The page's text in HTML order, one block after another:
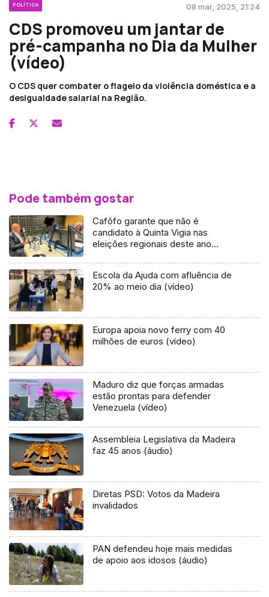
POLÍTICA 08 mar, 2025, 21:24
CDS promoveu um jantar de
pré-campanha no Dia da Mulher
(vídeo)
O CDS quer combater o flagelo da violência doméstica e a
desigualdade salarial na Região.
Pode também gostar
Cafôfo garante que não é
candidato à Quinta Vigia nas
eleições regionais deste ano
Escola da Ajuda com afluência de
20% ao meio dia (vídeo)
Europa apoia novo ferry com 40
milhões de euros (vídeo)
Maduro diz que forças armadas
estão prontas para defender
Venezuela (vídeo)
Assembleia Legislativa da Madeira
faz 45 anos (áudio)
Diretas PSD: Votos da Madeira
invalidados
PAN defendeu hoje mais medidas
de apoio aos idosos (áudio)